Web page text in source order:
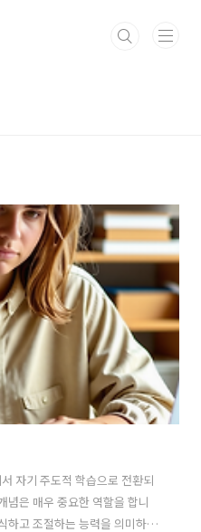
자기 주도적 학습으로 전환되
념은 매우 중요한 역할을 합니
하고 조절하는 능력을 의미하며,